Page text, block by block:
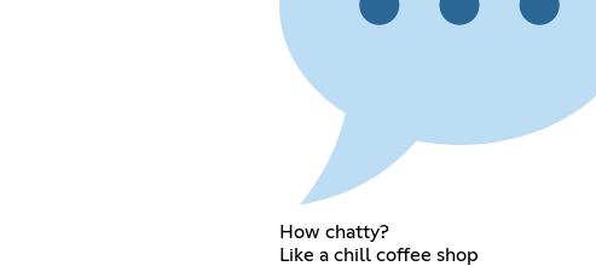
How chatty?
Like a chill coffee shop